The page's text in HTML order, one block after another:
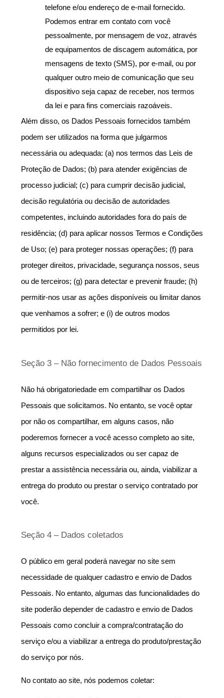
telefone e/ou endereço de e-mail fornecido.
Podemos entrar em contato com você
pessoalmente, por mensagem de voz, através
de equipamentos de discagem automática, por
mensagens de texto (SMS), por e-mail, ou por
qualquer outro meio de comunicação que seu
dispositivo seja capaz de receber, nos termos
da lei e para fins comerciais razoáveis.
Além disso, os Dados Pessoais fornecidos também
podem ser utilizados na forma que julgarmos
necessária ou adequada: (a) nos termos das Leis de
Proteção de Dados; (b) para atender exigências de
processo judicial; (c) para cumprir decisão judicial,
decisão regulatória ou decisão de autoridades
competentes, incluindo autoridades fora do país de
residência; (d) para aplicar nossos Termos e Condições
de Uso; (e) para proteger nossas operações; (f) para
proteger direitos, privacidade, segurança nossos, seus
ou de terceiros; (g) para detectar e prevenir fraude; (h)
permitir-nos usar as ações disponíveis ou limitar danos
que venhamos a sofrer; e (i) de outros modos
permitidos por lei.
Seção 3 – Não fornecimento de Dados Pessoais
Não há obrigatoriedade em compartilhar os Dados
Pessoais que solicitamos. No entanto, se você optar
por não os compartilhar, em alguns casos, não
poderemos fornecer a você acesso completo ao site,
alguns recursos especializados ou ser capaz de
prestar a assistência necessária ou, ainda, viabilizar a
entrega do produto ou prestar o serviço contratado por
você.
Seção 4 – Dados coletados
O público em geral poderá navegar no site sem
necessidade de qualquer cadastro e envio de Dados
Pessoais. No entanto, algumas das funcionalidades do
site poderão depender de cadastro e envio de Dados
Pessoais como concluir a compra/contratação do
serviço e/ou a viabilizar a entrega do produto/prestação
do serviço por nós.
No contato ao site, nós podemos coletar: